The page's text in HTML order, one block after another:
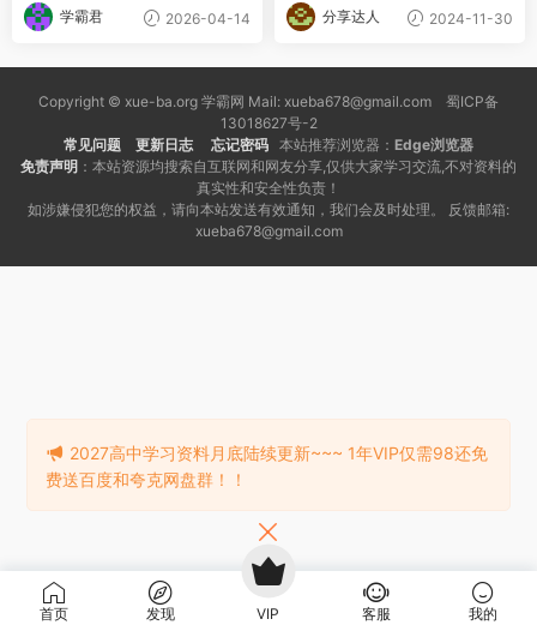
学霸君 2026-04-14 分享达人 2024-11-30
Copyright © xue-ba.org 学霸网 Mail: xueba678@gmail.com 蜀ICP备
13018627号-2
常见问题
更新日志 忘记密码 本站推荐浏览器： Edge浏览器
免责声明 ：本站资源均搜索自互联网和网友分享,仅供大家学习交流,不对资料的
真实性和安全性负责！
如涉嫌侵犯您的权益，请向本站发送有效通知，我们会及时处理。 反馈邮箱:
xueba678@gmail.com
首页 发现 VIP 客服 我的
2027高中学习资料月底陆续更新~~~ 1年VIP仅需98还免
费送百度和夸克网盘群！！